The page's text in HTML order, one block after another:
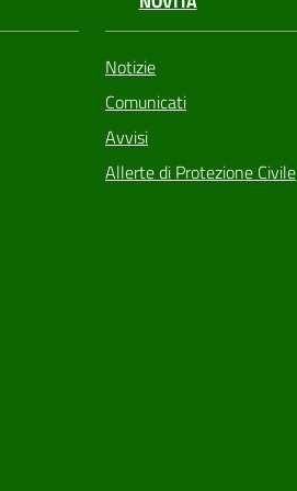
Notizie
Comunicati
Avvisi
Allerte di Protezione Civile